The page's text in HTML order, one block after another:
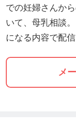
での妊婦さんか
いて、母乳相談
になる内容で配
メ